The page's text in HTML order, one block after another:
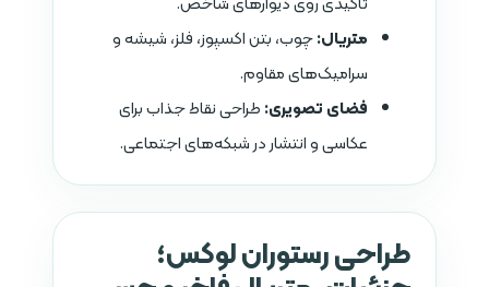
متریال:چوب، بتن اکسپوز، فلز، شیشه و
سرامیک‌های مقاوم.
فضای تصویری:طراحی نقاط جذاب برای
عکاسی و انتشار در شبکه‌های اجتماعی.
طراحی رستوران لوکس؛